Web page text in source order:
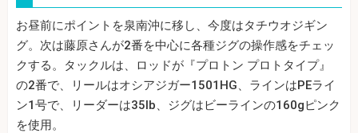
お昼前にポイントを泉南沖に移し、今度はタチウオジギン
グ。次は藤原さんが2番を中心に各種ジグの操作感をチェッ
クする。タックルは、ロッドが『プロトン プロトタイプ』
の2番で、リールはオシアジガー1501HG、ラインはPEライ
ン1号で、リーダーは35lb、ジグはビーラインの160gピンク
を使用。